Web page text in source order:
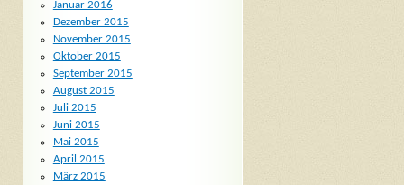
Januar 2016
Dezember 2015
November 2015
Oktober 2015
September 2015
August 2015
Juli 2015
Juni 2015
Mai 2015
April 2015
März 2015